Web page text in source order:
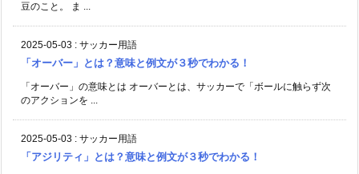
豆のこと。 ま ...
2025-05-03 : サッカー用語
「オーバー」とは？意味と例文が３秒でわかる！
「オーバー」の意味とは オーバーとは、サッカーで「ボールに触らず次
のアクションを ...
2025-05-03 : サッカー用語
「アジリティ」とは？意味と例文が３秒でわかる！